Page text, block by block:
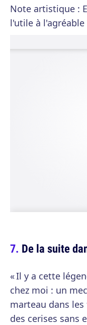
Note artistique :
l'utile à l'agréable
De la suite
« Il y a cette
chez moi : un
marteau dans
des cerises sans